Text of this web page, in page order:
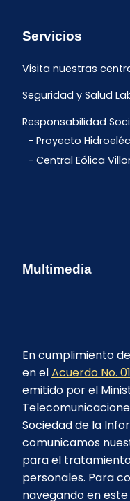
Servicios
Visita nuestras
Seguridad y Salud
Responsabilidad
Proyecto
Central Eólica
Multimedia
En cumplimiento
en elAcuerdo No.
emitido por el
Sociedad de la
comunicamos
para el
personales. Para
navegando en